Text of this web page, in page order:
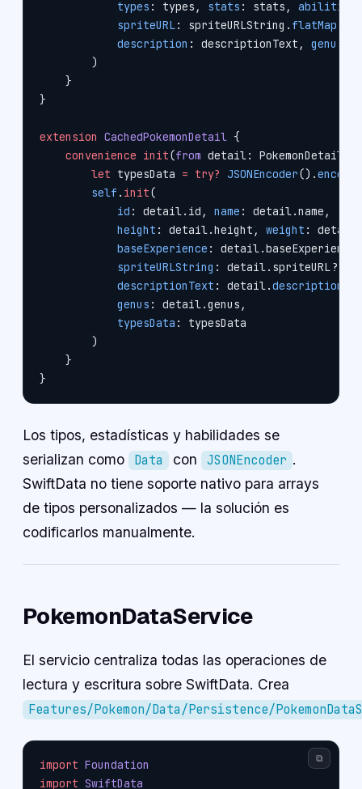
            types
: types, stats : stats, abilities
            spriteURL
: spriteURLString. flatMap
            description
: descriptionText, genus
        )
    }
}
extension CachedPokemonDetail {
    convenience
init(from detail: PokemonDetail) {
        let
typesData = try? JSONEncoder().encode
        self
. init(
            id
: detail.id, name : detail.name,
            height
: detail.height, weight :
            baseExperience
: detail.baseExperience,
            spriteURLString
: detail.spriteURL?
            descriptionText
: detail.description
            genus
: detail.genus,
            typesData
: typesData
        )
    }
}
Los tipos, estadísticas y habilidades se
serializan como
Data con JSONEncoder .
SwiftData no tiene soporte nativo para arrays
de tipos personalizados — la solución es
codificarlos manualmente.
PokemonDataService
El servicio centraliza todas las operaciones de
lectura y escritura sobre SwiftData. Crea
Features/Pokemon/Data/Persistence/
import Foundation
import SwiftData
⧉